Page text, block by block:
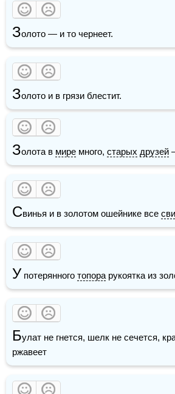
Золото — и то чернеет.
Золото и в грязи блестит.
Золота в мире много, старых друзей
Свинья и в золотом ошейнике все
У потерянного топора рукоятка из
Булат не гнется, шелк не сечется,
ржавеет